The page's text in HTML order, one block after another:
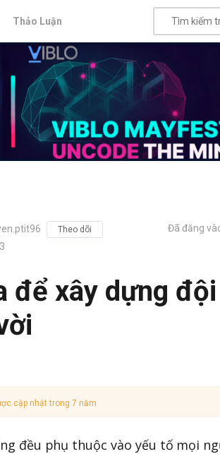
Thảo Luận
Theo dõi Đã đăng
để xây dựng
cập nhật trong 7 năm
đều phụ thuộc vào yếu tố mọi